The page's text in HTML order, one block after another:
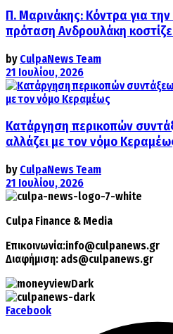
Π. Μαρινάκης: Κόντρα για
πρόταση Ανδρουλάκη
by CulpaNews Team
21 Ιουλίου, 2026
Κατάργηση περικοπών
αλλάζει με τον νόμο
by CulpaNews Team
21 Ιουλίου, 2026
Culpa Finance & Media
Επικοινωνία:info@culpanews.gr
Διαφήμιση: ads@culpanews.gr
Facebook